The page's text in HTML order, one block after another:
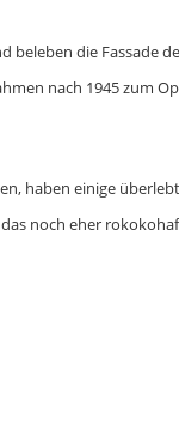
die Fassade
nach 1945 zum
haben einige
noch eher